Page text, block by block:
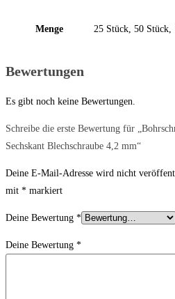
Menge 25 Stück, 50 Stück,
Bewertungen
Es gibt noch keine Bewertungen.
Schreibe die erste Bewertung für
Sechskant Blechschraube 4,2 mm“
Deine E-Mail-Adresse wird nicht
mit * markiert
Deine Bewertung *
Deine Bewertung *